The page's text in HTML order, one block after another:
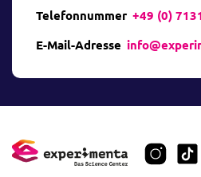
Telefonnummer +49 (0)
E-Mail-Adresse